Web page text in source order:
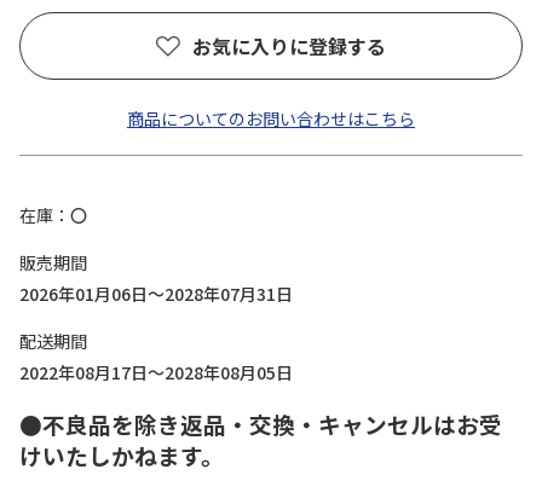
お気に入りに登録する
商品についてのお問い合わせはこちら
在庫
〇
販売期間
2026年01月06日～2028年07月31日
配送期間
2022年08月17日～2028年08月05日
●不良品を除き返品・交換・キャンセルはお受
けいたしかねます。